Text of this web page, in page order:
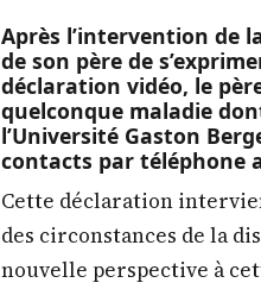
Après l’intervention de
de son père de
déclaration vidéo, le
quelconque maladie
l’Université Gaston
contacts par téléphone
Cette déclaration
des circonstances de la
nouvelle perspective à